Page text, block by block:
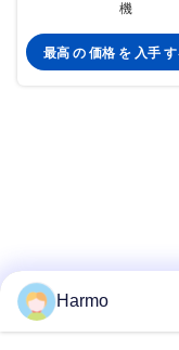
機
最高 の 価格 を 入手 す
Harmo